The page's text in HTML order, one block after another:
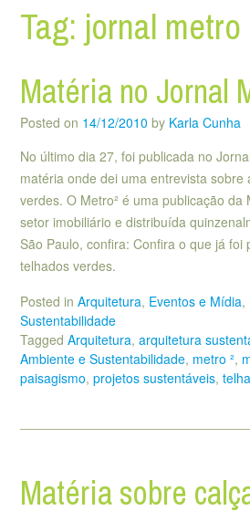
Tag: jornal metro
Matéria no Jornal
Posted on 14/12/2010 by Karla Cunha
No último dia 27, foi publicada no
matéria onde dei uma entrevista sobre
verdes. O Metro² é uma publicação da
setor imobiliário e distribuída
São Paulo, confira: Confira o que já foi
telhados verdes.
Posted in Arquitetura, Eventos e Mídia,
Sustentabilidade
Tagged Arquitetura, arquitetura
Ambiente e Sustentabilidade, metro ²,
paisagismo, projetos sustentáveis,
Matéria sobre